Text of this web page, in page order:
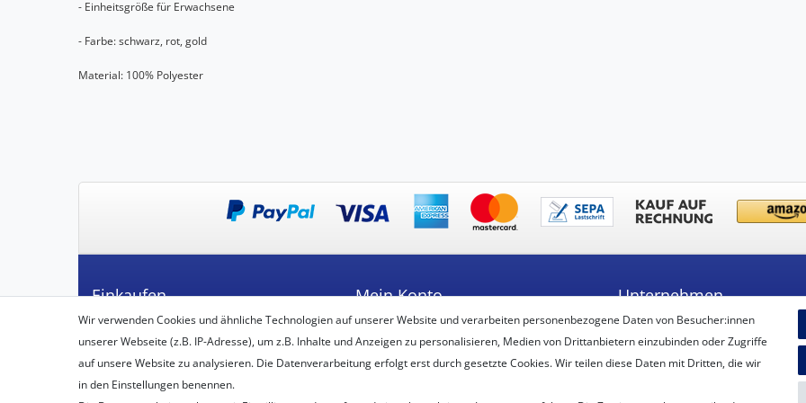
- Einheitsgröße für Erwachsene
- Farbe: schwarz, rot, gold
Material: 100% Polyester
Einkaufen
Zahlungsarten
Versandarten & -kosten
Widerrufsbelehrung
Vertrag widerrufen
Mein Konto
Registrieren
Login
Unternehmen
Unsere Filiale
Kontakt
Datenschutzerklärung
Wir verwenden Cookies und ähnliche Technologien auf unserer Website und verarbeiten personenbezogene Daten von Besucher:innen
unserer Webseite (z.B. IP-Adresse), um z.B. Inhalte und Anzeigen zu personalisieren, Medien von Drittanbietern einzubinden oder Zugriffe
auf unsere Website zu analysieren. Die Datenverarbeitung erfolgt erst durch gesetzte Cookies. Wir teilen diese Daten mit Dritten, die wir
in den Einstellungen benennen.